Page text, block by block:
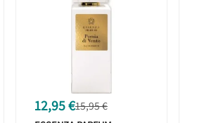
12,95 €15,95 €